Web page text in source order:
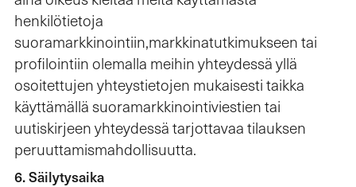
henkilötietoja
suoramarkkinointiin,markkinatutkimukseen tai
profilointiin olemalla meihin yhteydessä yllä
osoitettujen yhteystietojen mukaisesti taikka
käyttämällä suoramarkkinointiviestien tai
uutiskirjeen yhteydessä tarjottavaa tilauksen
peruuttamismahdollisuutta.
6. Säilytysaika